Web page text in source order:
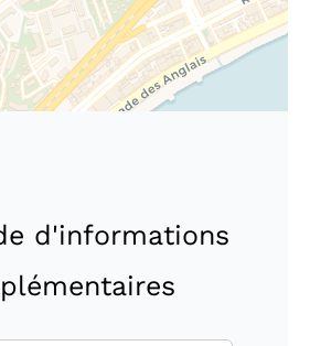
d'informations